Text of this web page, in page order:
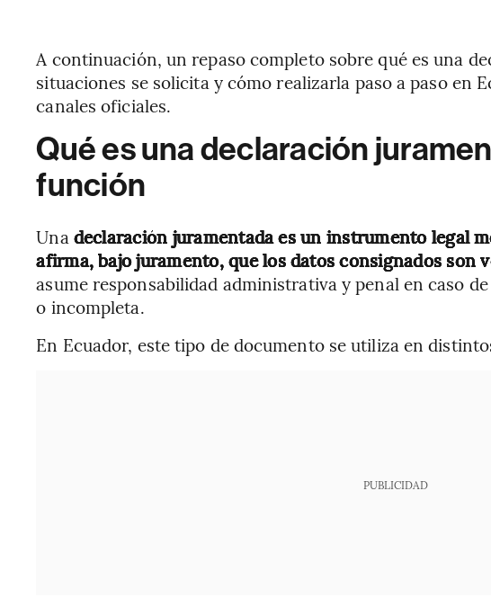
A continuación, un repaso completo sobre qué es una
situaciones se solicita y cómo realizarla paso a paso en
canales oficiales.
Qué es una declaración
función
Una declaración juramentada es un instrumento legal
afirma, bajo juramento, que los datos consignados son
asume responsabilidad administrativa y penal en caso
o incompleta.
En Ecuador, este tipo de documento se utiliza en
PUBLICIDAD